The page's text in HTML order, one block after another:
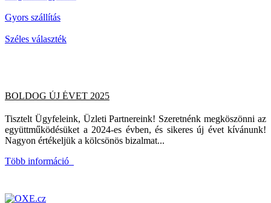
Gyors szállítás
Széles választék
BOLDOG ÚJ ÉVET 2025
Tisztelt Ügyfeleink, Üzleti Partnereink! Szeretnénk megköszönni az
együttműködésüket a 2024-es évben, és sikeres új évet kívánunk!
Nagyon értékeljük a kölcsönös bizalmat...
Több információ